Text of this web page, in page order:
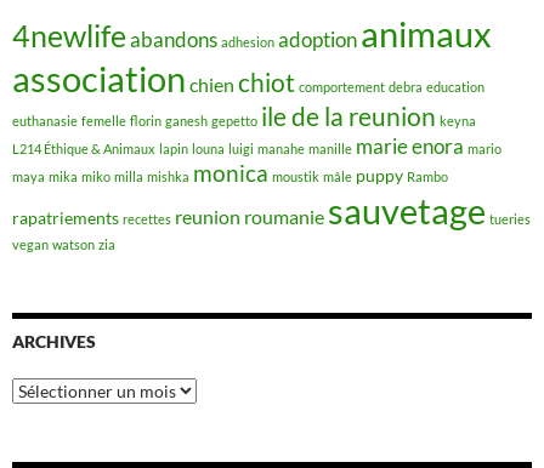
4newlifeabandons adhesion adoptionanimaux
association chien chiot comportement debra education
euthanasie femelle florin ganesh gepetto ile de la reunion keyna
L214 Éthique & Animaux lapin louna luigi manahe manille marie enora mario
maya mika miko milla mishka monica moustik mâle puppy Rambo
rapatriements recettes reunion roumanie sauvetage tueries
vegan watson zia
ARCHIVES
Archives